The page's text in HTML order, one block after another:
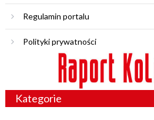
Regulamin portalu
Polityki prywatności
Kategorie